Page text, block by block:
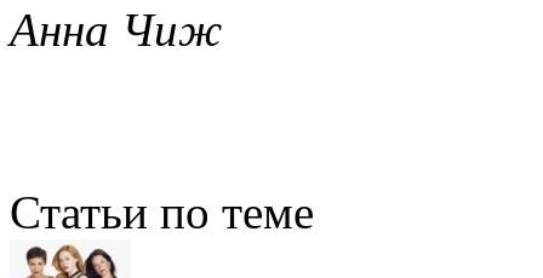
Анна Чиж
Статьи по теме